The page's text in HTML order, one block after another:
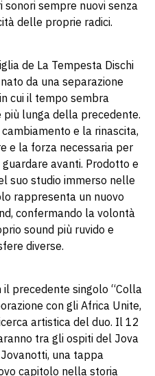
sempre nuovi senza
delle proprie radici.
de La Tempesta Dischi
da una separazione
cui il tempo sembra
lunga della precedente.
e la rinascita,
e la forza necessaria per
avanti. Prodotto e
suo studio immerso nelle
rappresenta un nuovo
confermando la volontà
sound più ruvido e
diverse.
il precedente singolo “Colla
con gli Africa Unite,
artistica del duo. Il 12
tra gli ospiti del Jova
una tappa
capitolo nella storia